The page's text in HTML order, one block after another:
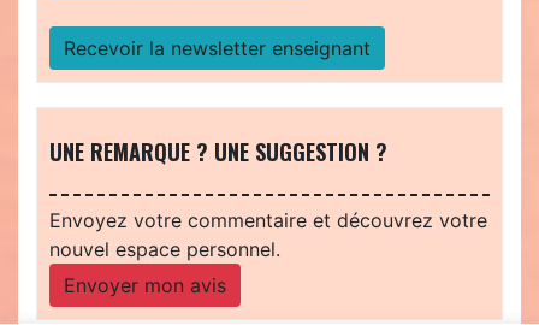
Recevoir la newsletter enseignant
UNE REMARQUE ? UNE SUGGESTION ?
Envoyez votre commentaire et découvrez votre
nouvel espace personnel.
Envoyer mon avis